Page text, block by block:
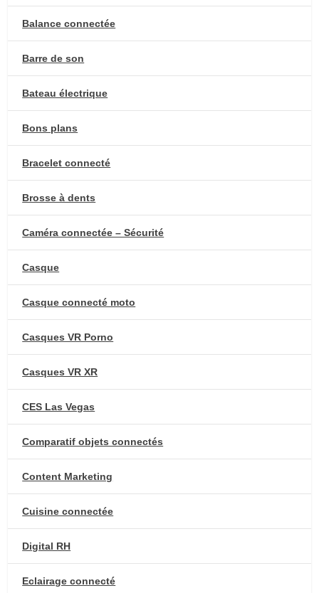
Balance connectée
Barre de son
Bateau électrique
Bons plans
Bracelet connecté
Brosse à dents
Caméra connectée – Sécurité
Casque
Casque connecté moto
Casques VR Porno
Casques VR XR
CES Las Vegas
Comparatif objets connectés
Content Marketing
Cuisine connectée
Digital RH
Eclairage connecté